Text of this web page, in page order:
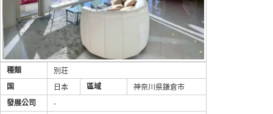
種類
別荘
国
日本 區域
神奈川県鎌倉市
發展公司
-